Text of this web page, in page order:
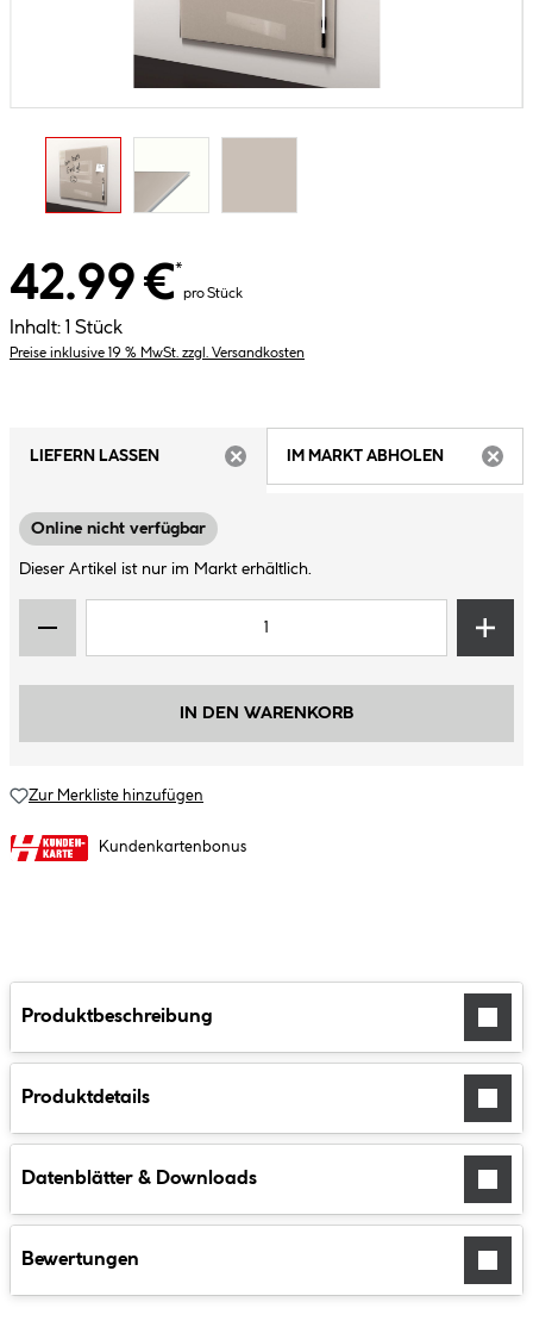
42.99 €*
pro Stück
Inhalt: 1 Stück
Preise inklusive 19 % MwSt. zzgl. Versandkosten
LIEFERN LASSEN
IM MARKT ABHOLEN
Online nicht verfügbar
Dieser Artikel ist nur im Markt erhältlich.
IN DEN WARENKORB
Zur Merkliste hinzufügen
Kundenkartenbonus
Produktbeschreibung
Produktdetails
Datenblätter & Downloads
Bewertungen